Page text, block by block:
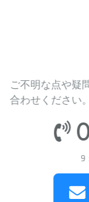
ご不明な点や疑
合わせください。
9